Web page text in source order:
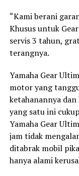
“Kami berani
Khusus untuk
servis 3 tahun,
terangnya.
Yamaha Gear
motor yang
ketahanannya
yang satu ini
Yamaha Gear
jam tidak
ditabrak mobil
hanya alami